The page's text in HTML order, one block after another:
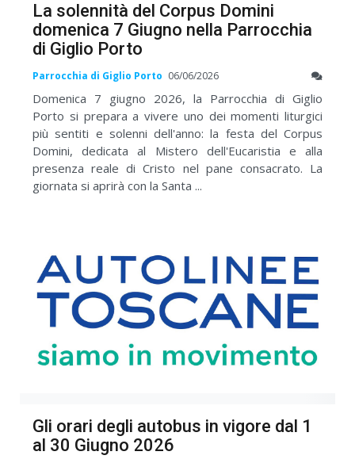
La solennità del Corpus Domini
domenica 7 Giugno nella Parrocchia
di Giglio Porto
Parrocchia di Giglio Porto 06/06/2026
Domenica 7 giugno 2026, la Parrocchia di Giglio
Porto si prepara a vivere uno dei momenti liturgici
più sentiti e solenni dell'anno: la festa del Corpus
Domini, dedicata al Mistero dell'Eucaristia e alla
presenza reale di Cristo nel pane consacrato. La
giornata si aprirà con la Santa ...
Gli orari degli autobus in vigore dal 1
al 30 Giugno 2026